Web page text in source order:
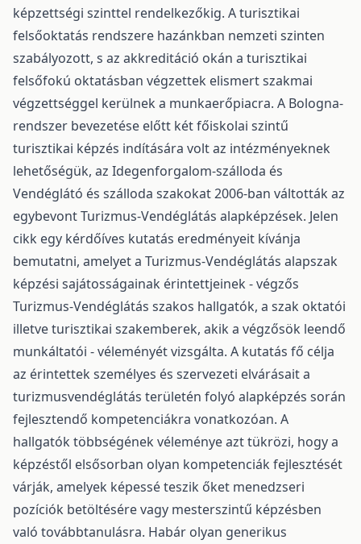
képzettségi szinttel rendelkezőkig. A turisztikai
felsőoktatás rendszere hazánkban nemzeti szinten
szabályozott, s az akkreditáció okán a turisztikai
felsőfokú oktatásban végzettek elismert szakmai
végzettséggel kerülnek a munkaerőpiacra. A Bologna-
rendszer bevezetése előtt két főiskolai szintű
turisztikai képzés indítására volt az intézményeknek
lehetőségük, az Idegenforgalom-szálloda és
Vendéglátó és szálloda szakokat 2006-ban váltották az
egybevont Turizmus-Vendéglátás alapképzések. Jelen
cikk egy kérdőíves kutatás eredményeit kívánja
bemutatni, amelyet a Turizmus-Vendéglátás alapszak
képzési sajátosságainak érintettjeinek - végzős
Turizmus-Vendéglátás szakos hallgatók, a szak oktatói
illetve turisztikai szakemberek, akik a végzősök leendő
munkáltatói - véleményét vizsgálta. A kutatás fő célja
az érintettek személyes és szervezeti elvárásait a
turizmusvendéglátás területén folyó alapképzés során
fejlesztendő kompetenciákra vonatkozóan. A
hallgatók többségének véleménye azt tükrözi, hogy a
képzéstől elsősorban olyan kompetenciák fejlesztését
várják, amelyek képessé teszik őket menedzseri
pozíciók betöltésére vagy mesterszintű képzésben
való továbbtanulásra. Habár olyan generikus